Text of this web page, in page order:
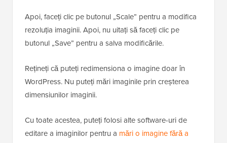
Apoi, faceți clic pe butonul „Scale” pentru a modifica
rezoluția imaginii. Apoi, nu uitați să faceți clic pe
butonul „Save” pentru a salva modificările.
Rețineți că puteți redimensiona o imagine doar în
WordPress. Nu puteți mări imaginile prin creșterea
dimensiunilor imaginii.
Cu toate acestea, puteți folosi alte software-uri de
editare a imaginilor pentru a mări o imagine fără a